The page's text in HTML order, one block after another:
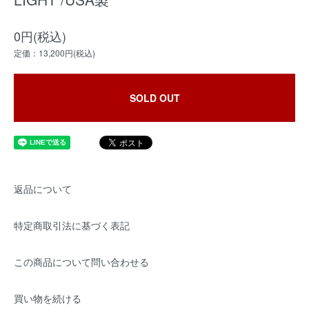
0円(税込)
定価：13,200円(税込)
SOLD OUT
返品について
特定商取引法に基づく表記
この商品について問い合わせる
買い物を続ける